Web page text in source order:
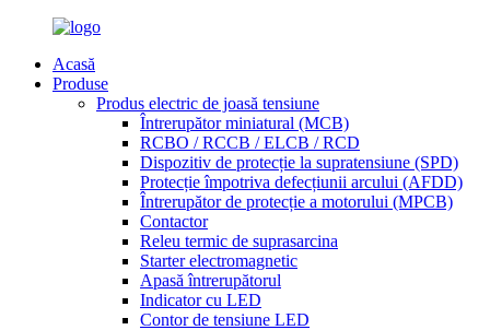
Acasă
Produse
Produs electric de joasă tensiune
Întrerupător miniatural (MCB)
RCBO / RCCB / ELCB / RCD
Dispozitiv de protecție la supratensiune (SPD)
Protecție împotriva defecțiunii arcului (AFDD)
Întrerupător de protecție a motorului (MPCB)
Contactor
Releu termic de suprasarcina
Starter electromagnetic
Apasă întrerupătorul
Indicator cu LED
Contor de tensiune LED